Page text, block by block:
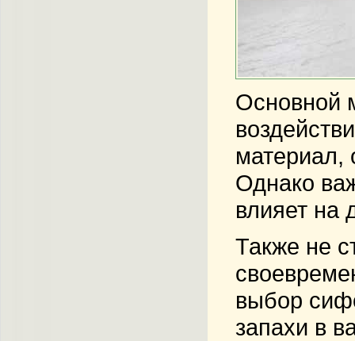
Основной
материал,
Однако
влияет на
Также не
выбор
запахи в